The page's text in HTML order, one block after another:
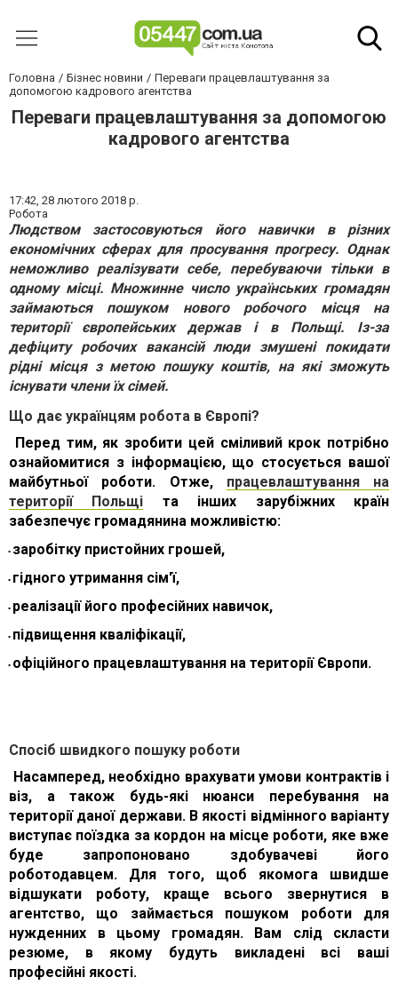
Головна Бізнес новини
Переваги працевлаштування за
допомогою кадрового агентства
Переваги працевлаштування за допомогою
кадрового агентства
17:42, 28 лютого 2018 р.
Робота
Людством застосовуються його навички в різних
економічних сферах для просування прогресу. Однак
неможливо реалізувати себе, перебуваючи тільки в
одному місці. Множинне число українських громадян
займаються пошуком нового робочого місця на
території європейських держав і в Польщі. Із-за
дефіциту робочих вакансій люди змушені покидати
рідні місця з метою пошуку коштів, на які зможуть
існувати члени їх сімей.
Що дає українцям робота в Європі?
Перед тим, як зробити цей сміливий крок потрібно
ознайомитися з інформацією, що стосується вашої
майбутньої роботи. Отже, працевлаштування на
території Польщі та інших зарубіжних країн
забезпечує громадянина можливістю:
заробітку пристойних грошей,
гідного утримання сім'ї,
реалізації його професійних навичок,
підвищення кваліфікації,
офіційного працевлаштування на території Європи.
Спосіб швидкого пошуку роботи
Насамперед, необхідно врахувати умови контрактів і
віз, а також будь-які нюанси перебування на
території даної держави. В якості відмінного варіанту
виступає поїздка за кордон на місце роботи, яке вже
буде запропоновано здобувачеві його
роботодавцем. Для того, щоб якомога швидше
відшукати роботу, краще всього звернутися в
агентство, що займається пошуком роботи для
нужденних в цьому громадян. Вам слід скласти
резюме, в якому будуть викладені всі ваші
професійні якості.